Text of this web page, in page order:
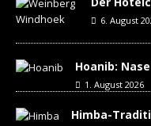
6. August
Hoanib:
1. August 2026
Himba-